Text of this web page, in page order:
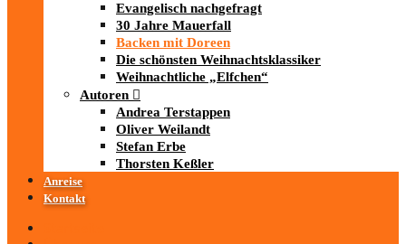
Evangelisch nachgefragt
30 Jahre Mauerfall
Backen mit Doreen
Die schönsten Weihnachtsklassiker
Weihnachtliche „Elfchen“
Autoren
Andrea Terstappen
Oliver Weilandt
Stefan Erbe
Thorsten Keßler
Anreise
Kontakt